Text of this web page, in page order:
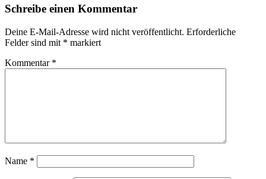
1344
Schreibe einen Kommentar
Deine E-Mail-Adresse wird nicht veröffentlicht. Erforderliche
Felder sind mit * markiert
Kommentar *
Name *